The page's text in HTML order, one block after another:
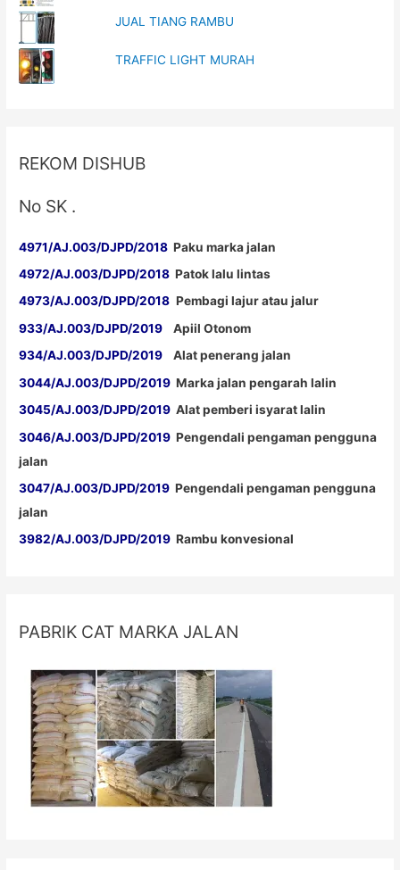
Cermin
Tikungan
Lengkap
JUAL TIANG RAMBU
TRAFFIC LIGHT MURAH
REKOM DISHUB
No SK .
4971/AJ.003/DJPD/2018 Paku marka jalan
4972/AJ.003/DJPD/2018 Patok lalu lintas
4973/AJ.003/DJPD/2018 Pembagi lajur atau jalur
933/AJ.003/DJPD/2019 Apiil Otonom
934/AJ.003/DJPD/2019 Alat penerang jalan
3044/AJ.003/DJPD/2019 Marka jalan pengarah lalin
3045/AJ.003/DJPD/2019 Alat pemberi isyarat lalin
3046/AJ.003/DJPD/2019 Pengendali pengaman pengguna
jalan
3047/AJ.003/DJPD/2019 Pengendali pengaman pengguna
jalan
3982/AJ.003/DJPD/2019 Rambu konvesional
PABRIK CAT MARKA JALAN